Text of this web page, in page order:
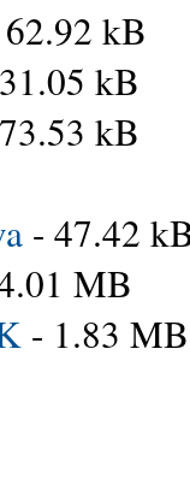
kB
kB
kB
- 47.42
MB
- 1.83 MB